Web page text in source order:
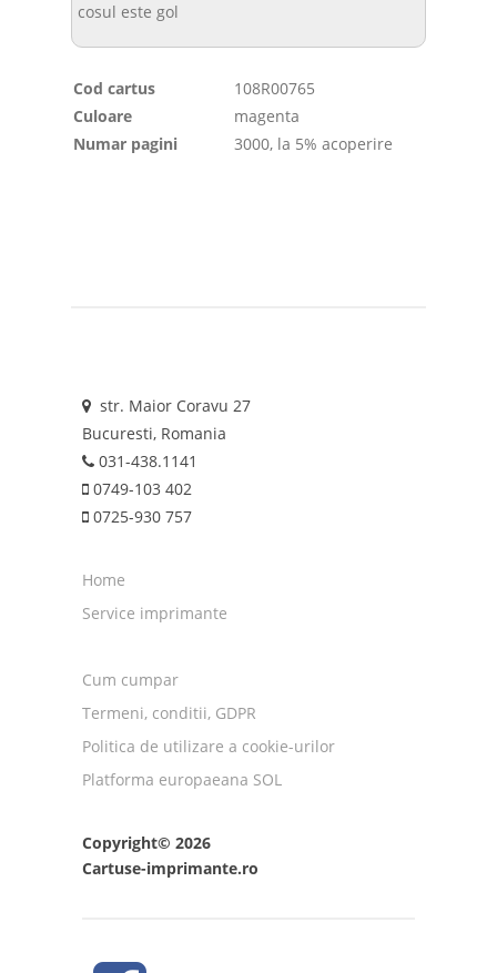
cosul este gol
Cod cartus
108R00765
Culoare
magenta
Numar pagini
3000, la 5% acoperire
str. Maior Coravu 27
Bucuresti, Romania
031-438.1141
0749-103 402
0725-930 757
Home
Service imprimante
Cum cumpar
Termeni, conditii, GDPR
Politica de utilizare a cookie-urilor
Platforma europaeana SOL
Copyright© 2026
Cartuse-imprimante.ro